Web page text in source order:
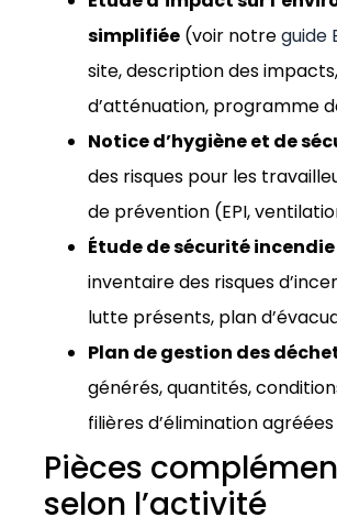
simplifiée (voir notreguide
site, description des
d’atténuation, programme
Notice d’hygiène et de
des risques pour les
de prévention (EPI,
Étude de sécurité incendie
inventaire des risques
lutte présents, plan
Plan de gestion des
générés, quantités,
filières d’élimination agréées
Pièces
selon l’activité